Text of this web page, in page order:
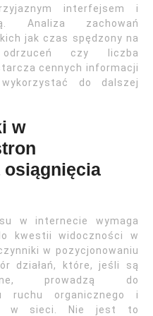
interfejsem i
Analiza zachowań
jak czas spędzony na
odrzuceń czy liczba
cennych informacji
do dalszej
w
w internecie wymaga
kwestii widoczności w
w pozycjonowaniu
działań, które, jeśli są
prowadzą do
ruchu organicznego i
w sieci. Nie jest to